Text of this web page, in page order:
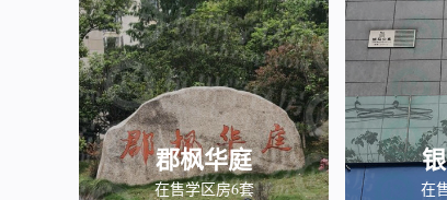
郡枫华庭
在售学区房6套 在